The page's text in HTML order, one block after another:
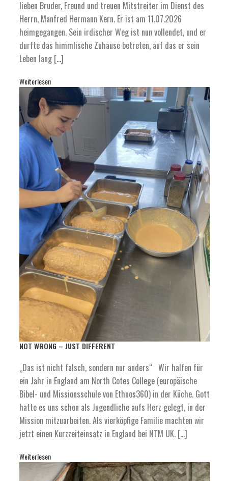
lieben Bruder, Freund und treuen Mitstreiter im Dienst des
Herrn, Manfred Hermann Kern. Er ist am 11.07.2026
heimgegangen. Sein irdischer Weg ist nun vollendet, und er
durfte das himmlische Zuhause betreten, auf das er sein
Leben lang […]
Weiterlesen
NOT WRONG – JUST DIFFERENT
„Das ist nicht falsch, sondern nur anders“ Wir halfen für
ein Jahr in England am North Cotes College (europäische
Bibel- und Missionsschule von Ethnos360) in der Küche. Gott
hatte es uns schon als Jugendliche aufs Herz gelegt, in der
Mission mitzuarbeiten. Als vierköpfige Familie machten wir
jetzt einen Kurzzeiteinsatz in England bei NTM UK. […]
Weiterlesen